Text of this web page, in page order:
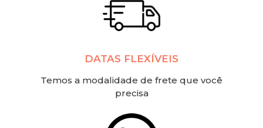
DATAS FLEXÍVEIS
Temos a modalidade de frete que você
precisa